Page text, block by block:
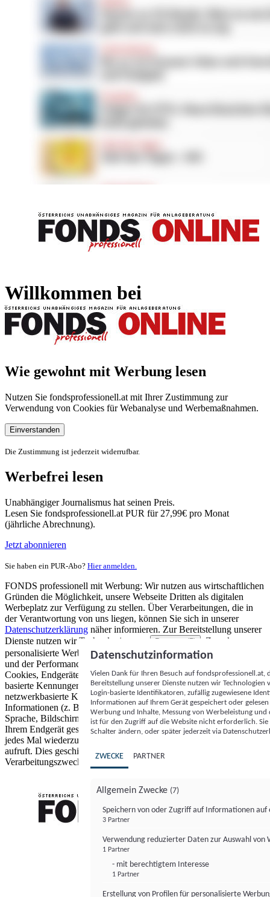
Willkommen bei
Wie gewohnt mit Werbung lesen
Nutzen Sie fondsprofessionell.at mit Ihrer Zustimmung zur
Verwendung von Cookies für Webanalyse und Werbemaßnahmen.
Einverstanden
Die Zustimmung ist jederzeit widerrufbar.
Werbefrei lesen
Unabhängiger Journalismus hat seinen Preis.
Lesen Sie fondsprofessionell.at PUR für 27,99€ pro Monat
(jährliche Abrechnung).
Jetzt abonnieren
Sie haben ein PUR-Abo? Hier anmelden.
FONDS professionell mit Werbung: Wir nutzen aus wirtschaftlichen
Gründen die Möglichkeit, unsere Webseite Dritten als digitalen
Werbeplatz zur Verfügung zu stellen. Über Verarbeitungen, die in
der Verantwortung von uns liegen, können Sie sich in unserer
Datenschutzerklärung näher informieren. Zur Bereitstellung unserer
Dienste nutzen wir Technologien von
Partnern (5)
. Zwecke:
personalisierte Werbung und Inhalte, Messung von Werbeleistung
und der Performance von Inhalten sowie Zielgruppenforschung.
Cookies, Endgeräte- oder ähnliche Online-Kennungen (z. B. login-
basierte Kennungen, zufällig generierte Kennungen,
netzwerkbasierte Kennungen) können zusammen mit anderen
Informationen (z. B. Browsertyp und Browserinformationen,
Sprache, Bildschirmgröße, unterstützte Technologien usw.) auf
Ihrem Endgerät gespeichert oder von dort ausgelesen werden, um es
jedes Mal wiederzuerkennen, wenn es eine App oder einer Webseite
aufruft. Dies geschieht für einen oder mehrere der hier aufgeführten
Verarbeitungszwecke.
Datenschutzinformation
Vielen Dank für Ihren Besuch auf
Bereitstellung unserer Dienste nutzen wir Technologien
Login-basierte Identifikatoren, zufällig zugewiesene
Informationen auf Ihrem Gerät gespeichert oder
Werbung und Inhalte, Messung von Werbeleistung
ist für den Zugriff auf die Website nicht erforderlich.
Schalter ändern, oder später jederzeit via
ZWECKE PARTNER
Allgemein Zwecke (7)
Speichern von oder Zugriff auf Informationen auf
3 Partner
Verwendung reduzierter Daten zur Auswahl von
1 Partner
- mit berechtigtem Interesse
1 Partner
Erstellung von Profilen für personalisierte
FONDS professionell